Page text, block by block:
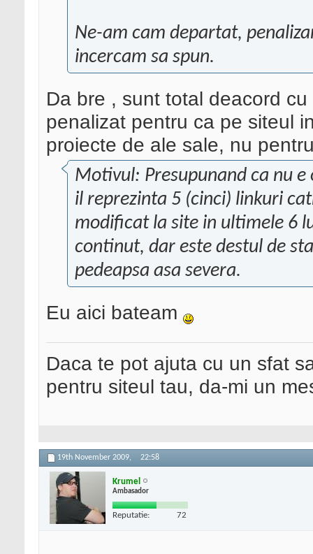
Ne-am cam departat,
incercam sa spun.
Da bre , sunt total deacord
penalizat pentru ca pe siteul
proiecte de ale sale, nu
Motivul: Presupunand ca nu
il reprezinta 5 (cinci) linkuri
modificat la site in ultimele 6
continut, dar este destul de
pedeapsa asa severa.
Eu aici bateam
Daca te pot ajuta cu un sfat
pentru siteul tau, da-mi un
19th November 2009, 22:58
Krumel
Ambasador
Reputatie: 72